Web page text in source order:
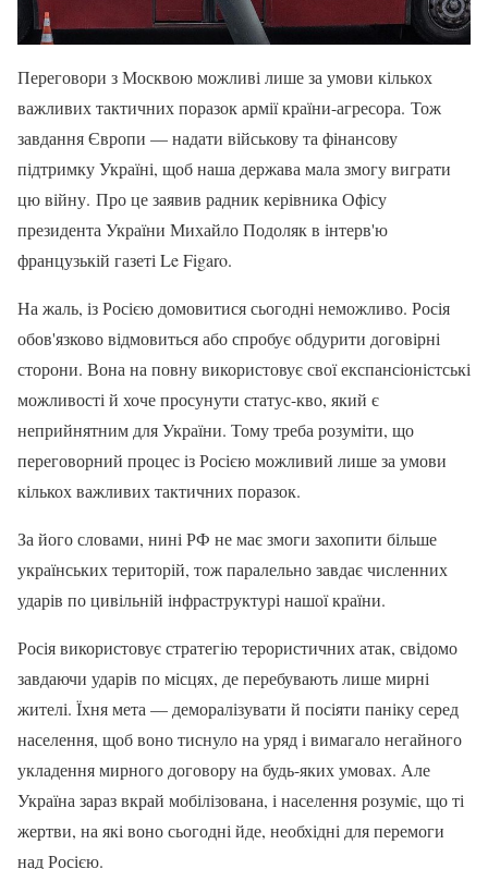
Переговори з Москвою можливі лише за умови кількох
важливих тактичних поразок армії країни-агресора. Тож
завдання Європи — надати військову та фінансову
підтримку Україні, щоб наша держава мала змогу виграти
цю війну. Про це заявив радник керівника Офісу
президента України Михайло Подоляк в інтерв'ю
французькій газеті Le Figaro.
На жаль, із Росією домовитися сьогодні неможливо. Росія
обов'язково відмовиться або спробує обдурити договірні
сторони. Вона на повну використовує свої експансіоністські
можливості й хоче просунути статус-кво, який є
неприйнятним для України. Тому треба розуміти, що
переговорний процес із Росією можливий лише за умови
кількох важливих тактичних поразок.
За його словами, нині РФ не має змоги захопити більше
українських територій, тож паралельно завдає численних
ударів по цивільній інфраструктурі нашої країни.
Росія використовує стратегію терористичних атак, свідомо
завдаючи ударів по місцях, де перебувають лише мирні
жителі. Їхня мета — деморалізувати й посіяти паніку серед
населення, щоб воно тиснуло на уряд і вимагало негайного
укладення мирного договору на будь-яких умовах. Але
Україна зараз вкрай мобілізована, і населення розуміє, що ті
жертви, на які воно сьогодні йде, необхідні для перемоги
над Росією.